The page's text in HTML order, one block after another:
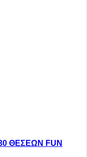
ΘΕΣΕΩΝ FUN